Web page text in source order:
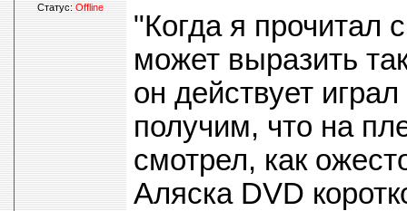
Статус:Offline
"Когда я прочитал
может выразить
он действует
получим, что на
смотрел, как
Аляска DVD